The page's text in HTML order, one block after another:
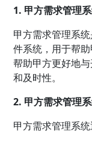
1. 甲方需求管理
甲方需求管理系
件系统，用于帮
帮助甲方更好地
和及时性。
2. 甲方需求管理
甲方需求管理系